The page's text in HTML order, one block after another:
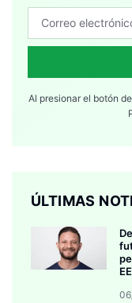
Al presionar el botón
ÚLTIMAS